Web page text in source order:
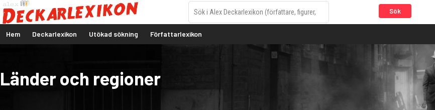
Sök
Hem Deckarlexikon Utökad sökning Författarlexikon
Länder och regioner